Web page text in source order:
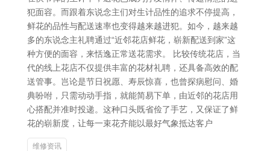
犯面容。而跟着东说念主们对生计品性的追求不停提高，
鲜花的品性与配送速率也变得越来越进犯。如今，越来越
多的东说念主礼聘通过“近邻花店鲜花，崭新配送到家”这
种方便的面容，来恬逸正常送花需求。 比较传统花店，当
代的线上花店不仅提供丰富的花材礼聘，还具备高效的配
送管事。岂论是节日祝愿、寿辰惊喜，也曾探病慰问、婚
典吩咐，只需动动手指，就能简易下单，由近邻的花店用
心搭配并准时投递。这种口头既省俭了手艺，又保证了鲜
花的崭新度，让每一束花齐能以最好气象抵达客户
维修资讯